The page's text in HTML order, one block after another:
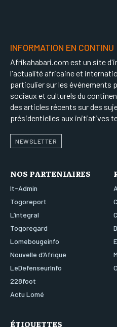
INFORMATION EN CONTINU
Afrikahabari.com est un site
l'actualité africaine et
particulier sur les événements
sociaux et culturels du
des articles récents sur des
présidentielles aux initiatives
NEWSLETTER
NOS PARTENIAIRES
It-Admin
Togoreport
L’integral
Togoregard
Lomebougeinfo
Nouvelle d’Afrique
LeDefenseurInfo
228foot
Actu Lomé
ÉTIQUETTES